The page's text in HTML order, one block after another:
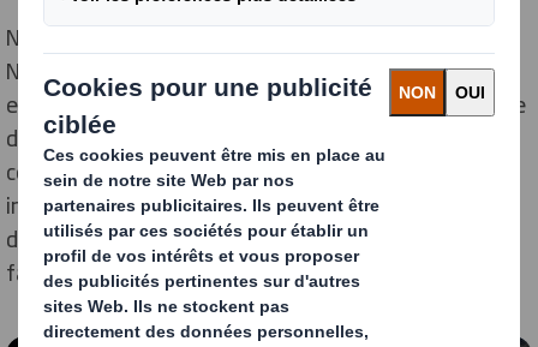
Notre stratégie de développement durable « Now &
Next » comprend des aspirations pour « maintenant »
et pour « demain », en mettant l'accent sur les défis de
développement durable auxquels nous sommes
confrontés aujourd'hui, ainsi que ceux qui auront un
impact sur les générations futures. Cela nous permet
de mener la transition vers une économie circulaire à
faible émission de carbone.